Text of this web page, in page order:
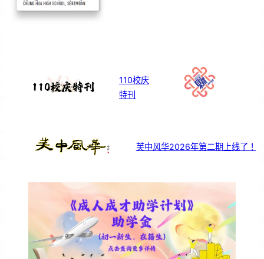
110校庆
特刊
芙中风华2026年第二期上线了！